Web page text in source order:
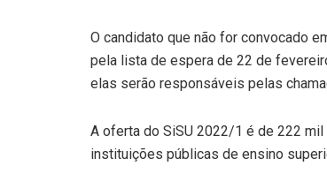
O candidato que não for convocado
pela lista de espera de 22 de
elas serão responsáveis pelas
A oferta do SiSU 2022/1 é de 222
instituições públicas de ensino